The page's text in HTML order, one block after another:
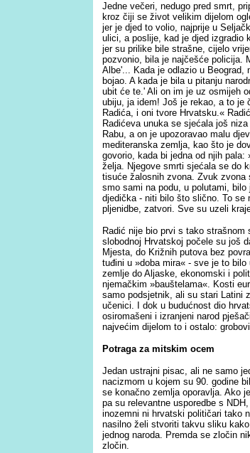
Jedne večeri, nedugo pred smrt,
kroz čiji se život velikim dijelom
jer je djed to volio, najprije u
ulici, a poslije, kad je djed izgradio
jer su prilike bile strašne, cijelo
pozvonio, bila je najčešće policija.
Albe'... Kada je odlazio u
bojao. A kada je bila u pitanju
ubit će te.' Ali on im je uz osmijeh
ubiju, ja idem! Još je rekao, a to je
Radića, i oni tvore Hrvatsku.«
Radićeva unuka se sjećala još
Rabu, a on je upozoravao malu
mediteranska zemlja, kao što je
govorio, kada bi jedna od njih
želja. Njegove smrti sjećala se do
tisuće žalosnih zvona. Zvuk zvona
smo sami na podu, u polutami,
djedička - niti bilo što slično. To se
pljenidbe, zatvori. Sve su uzeli
Radić nije bio prvi s tako
slobodnoj Hrvatskoj počele su još
Mjesta, do Križnih putova bez
tuđini u »doba mira« - sve je to
zemlje do Aljaske, ekonomski i
njemačkim »bauštelama«. Kosti
samo podsjetnik, ali su stari Latini
učenici. I dok u budućnost dio
osiromašeni i izranjeni narod
najvećim dijelom to i ostalo:
Potraga za mitskim ocem
Jedan ustrajni pisac, ali ne samo
nacizmom u kojem su 90. godine
se konačno zemlja oporavlja. Ako
pa su relevantne usporedbe s
inozemni ni hrvatski političari tako
nasilno želi stvoriti takvu sliku
jednog naroda. Premda se zločin
zločin.